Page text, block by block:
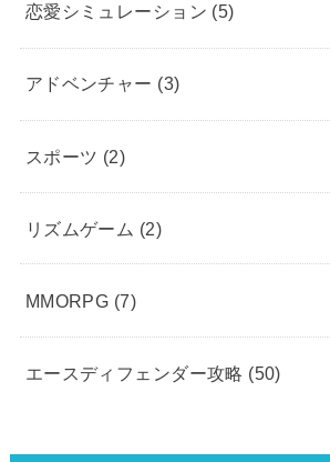
恋愛シミュレーション (5)
アドベンチャー (3)
スポーツ (2)
リズムゲーム (2)
MMORPG (7)
エースディフェンダー攻略 (50)